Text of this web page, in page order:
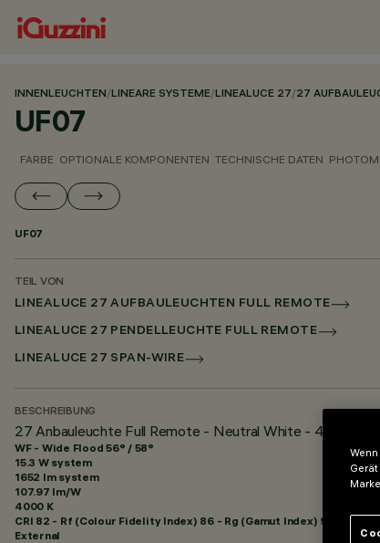
INNENLEUCHTEN/LINEARE SYSTEME/LINEALUCE 27/27
UF07
FARBE OPTIONALE KOMPONENTEN TECHNISCHE DATEN
UF07
TEIL VON
LINEALUCE 27 AUFBAULEUCHTEN FULL REMOTE
LINEALUCE 27 PENDELLEUCHTE FULL REMOTE
LINEALUCE 27 SPAN-WIRE
BESCHREIBUNG
27 Anbauleuchte Full Remote - Neutral White - 48Vdc -
WF - Wide Flood 56° / 58°
15.3 W system
1652 lm system
107.97 lm/W
4000 K
CRI 82 - Rf (Colour Fidelity Index) 86 - Rg (Gamut Index) 95
External